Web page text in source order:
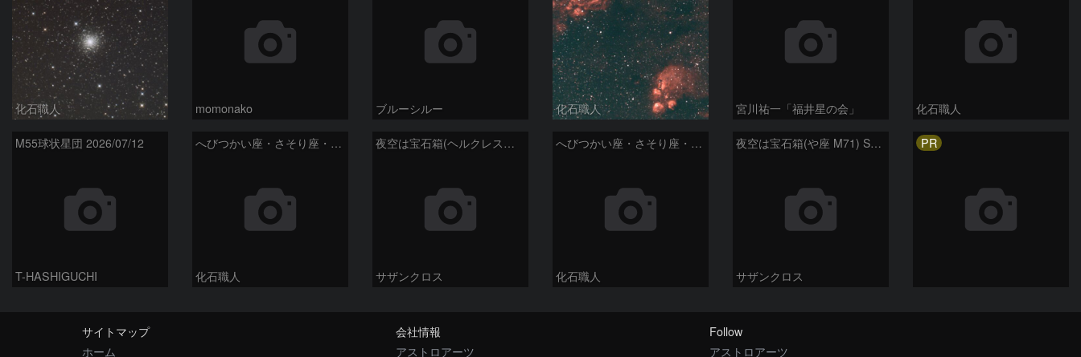
化石職人 momonako ブルーシルー 化石職人 宮川祐一「福井星の会」 化石職人
M55球状星団 2026/07/12
T-HASHIGUCHI
へびつかい座・さそり座・いて座と天の川
化石職人
夜空は宝石箱(ヘルクレス座 M92) Seestar50
サザンクロス
へびつかい座・さそり座・いて座と天の川
化石職人
夜空は宝石箱(や座 M71) Seestar50
サザンクロス
PR
サイトマップ
ホーム
会社情報
アストロアーツ
Follow
アストロアーツ